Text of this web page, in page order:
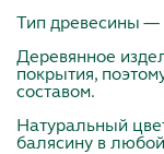
Тип древесины
Деревянное
покрытия,
составом.
Натуральный
балясину в